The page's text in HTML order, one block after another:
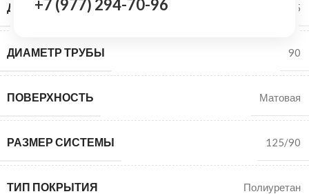
+7 (977) 294-70-96
ДИАМЕТР ЖЕЛОБА 125
ДИАМЕТР ТРУБЫ 90
ПОВЕРХНОСТЬ Матовая
РАЗМЕР СИСТЕМЫ 125/90
ТИП ПОКРЫТИЯ Полиуретан